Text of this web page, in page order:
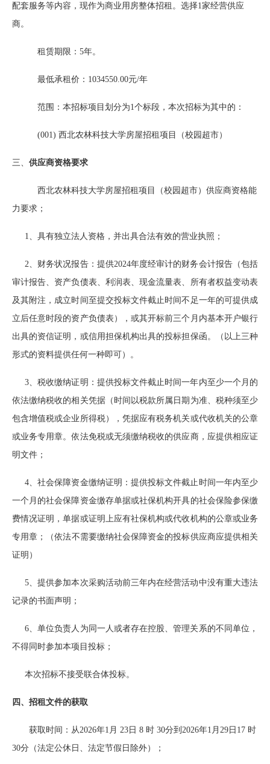
配套服务等内容，现作为商业用房整体招租。选择1家经营供应
商。
租赁期限： 5年。
最低承租价： 1034550.00元/年
范围：本招标项目划分为1个标段，本次招标为其中的：
(001) 西北农林科技大学房屋招租项目（校园超市）
三、 供应商资格要求
西北农林科技大学房屋招租项目（校园超市）供应商资格能
力要求；
1、 具有独立法人资格，并出具合法有效的营业执照；
2 、财务状况报告：提供2024年度经审计的财务会计报告（包括
审计报告、资产负债表、利润表、现金流量表、所有者权益变动表
及其附注，成立时间至提交投标文件截止时间不足一年的可提供成
立后任意时段的资产负债表），或其开标前三个月内基本开户银行
出具的资信证明，或信用担保机构出具的投标担保函。（以上三种
形式的资料提供任何一种即可）。
3 、税收缴纳证明：提供投标文件截止时间一年内至少一个月的
依法缴纳税收的相关凭据（时间以税款所属日期为准、税种须至少
包含增值税或企业所得税），凭据应有税务机关或代收机关的公章
或业务专用章。依法免税或无须缴纳税收的供应商，应提供相应证
明文件；
4 、社会保障资金缴纳证明：提供投标文件截止时间一年内至少
一个月的社会保障资金缴存单据或社保机构开具的社会保险参保缴
费情况证明，单据或证明上应有社保机构或代收机构的公章或业务
专用章；（依法不需要缴纳社会保障资金的投标供应商应提供相关
证明）
5 、提供参加本次采购活动前三年内在经营活动中没有重大违法
记录的书面声明 ；
6 、单位负责人为同一人或者存在控股、管理关系的不同单位，
不得同时参加本项目投标；
本次招标不接受联合体投标。
四、招租文件的获取
获取时间：从 2026年1 月 23日 8 时 30分到 2026年1 月 29日 17 时
30分（法定公休日、法定节假日除外）；